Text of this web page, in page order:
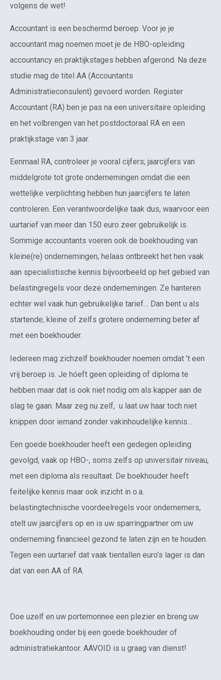
volgens de wet!
Accountant is een beschermd beroep. Voor je je
accountant mag noemen moet je de HBO-opleiding
accountancy en praktijkstages hebben afgerond. Na deze
studie mag de titel AA (Accountants
Administratieconsulent) gevoerd worden. Register
Accountant (RA) ben je pas na een universitaire opleiding
en het volbrengen van het postdoctoraal RA en een
praktijkstage van 3 jaar.
Eenmaal RA, controleer je vooral cijfers; jaarcijfers van
middelgrote tot grote ondernemingen omdat die een
wettelijke verplichting hebben hun jaarcijfers te laten
controleren. Een verantwoordelijke taak dus, waarvoor een
uurtarief van meer dan 150 euro zeer gebruikelijk is.
Sommige accountants voeren ook de boekhouding van
kleine(re) ondernemingen, helaas ontbreekt het hen vaak
aan specialistische kennis bijvoorbeeld op het gebied van
belastingregels voor deze ondernemingen. Ze hanteren
echter wel vaak hun gebruikelijke tarief… Dan bent u als
startende, kleine of zelfs grotere onderneming beter af
met een boekhouder.
Iedereen mag zichzelf boekhouder noemen omdat ’t een
vrij beroep is. Je hóeft geen opleiding of diploma te
hebben maar dat is ook niet nodig om als kapper aan de
slag te gaan. Maar zeg nu zelf, u laat uw haar toch niet
knippen door iemand zonder vakinhoudelijke kennis…
Een goede boekhouder heeft een gedegen opleiding
gevolgd, vaak op HBO-, soms zelfs op universitair niveau,
met een diploma als resultaat. De boekhouder heeft
feitelijke kennis maar ook inzicht in o.a.
belastingtechnische voordeelregels voor ondernemers,
stelt uw jaarcijfers op en is uw sparringpartner om uw
onderneming financieel gezond te laten zijn en te houden.
Tegen een uurtarief dat vaak tientallen euro’s lager is dan
dat van een AA of RA.
Doe uzelf en uw portemonnee een plezier en breng uw
boekhouding onder bij een goede boekhouder of
administratiekantoor. AAVOID is u graag van dienst!